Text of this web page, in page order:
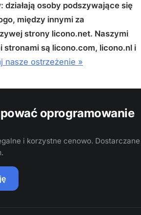
działają osoby podszywające się
między innymi za
strony licono.net. Naszymi
stronami są licono.com, licono.nl i
nasze ostrzeżenie »
oprogramowanie
i korzystne cenowo. Dostarczane